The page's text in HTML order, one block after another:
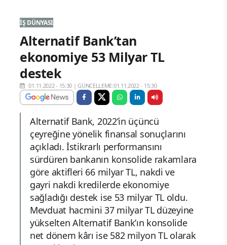
İŞ DÜNYASI
Alternatif Bank’tan
ekonomiye 53 Milyar TL
destek
01.11.2022 - 15:30 |GÜNCELLEME:01.11.2022 - 15:30
Alternatif Bank, 2022’in üçüncü
çeyreğine yönelik finansal sonuçlarını
açıkladı. İstikrarlı performansını
sürdüren bankanın konsolide rakamlara
göre aktifleri 66 milyar TL, nakdi ve
gayri nakdi kredilerde ekonomiye
sağladığı destek ise 53 milyar TL oldu.
Mevduat hacmini 37 milyar TL düzeyine
yükselten Alternatif Bank’ın konsolide
net dönem kârı ise 582 milyon TL olarak